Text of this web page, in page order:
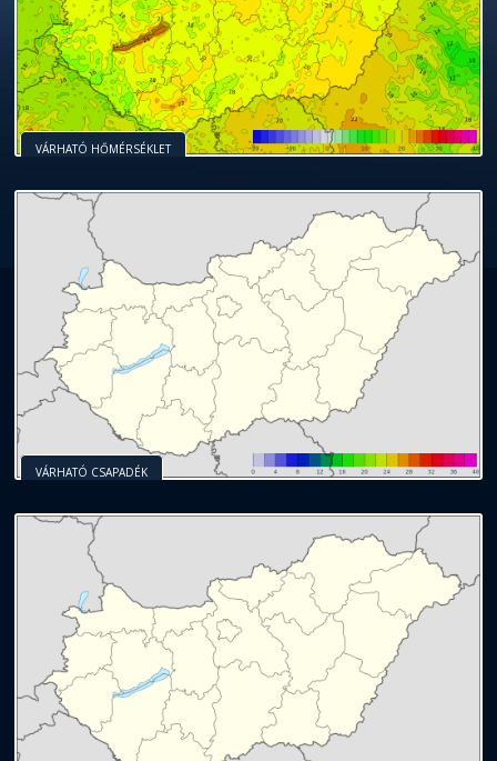
VÁRHATÓ HŐMÉRSÉKLET
VÁRHATÓ CSAPADÉK